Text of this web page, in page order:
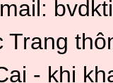
Trang
- khi